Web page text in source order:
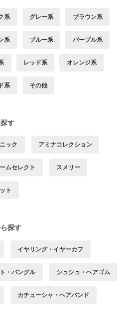
系 グレー系 ブラウン系
系 ブルー系 パープル系
レッド系 オレンジ系
系 その他
す
ック アミナコレクション
ムセレクト スメリー
ト
探す
イヤリング・イヤーカフ
・バングル シュシュ・ヘアゴム
カチューシャ・ヘアバンド